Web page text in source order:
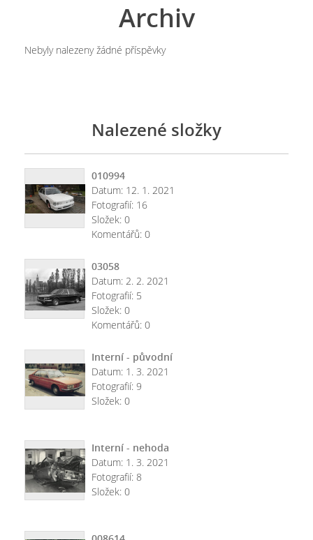
Archiv
Nebyly nalezeny žádné příspěvky
Nalezené složky
010994
Datum: 12. 1. 2021
Fotografií: 16
Složek: 0
Komentářů: 0
03058
Datum: 2. 2. 2021
Fotografií: 5
Složek: 0
Komentářů: 0
Interní - původní
Datum: 1. 3. 2021
Fotografií: 9
Složek: 0
Interní - nehoda
Datum: 1. 3. 2021
Fotografií: 8
Složek: 0